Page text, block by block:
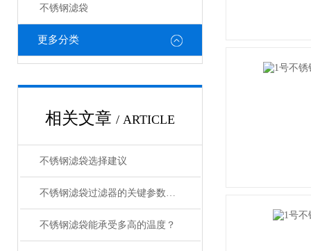
不锈钢滤袋
更多分类
相关文章 / ARTICLE
不锈钢滤袋选择建议
不锈钢滤袋过滤器的关键参数解析
不锈钢滤袋能承受多高的温度？